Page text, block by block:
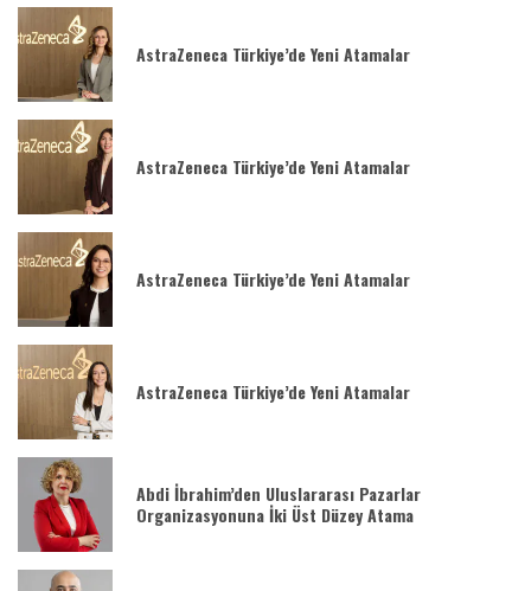
AstraZeneca Türkiye’de Yeni Atamalar
AstraZeneca Türkiye’de Yeni Atamalar
AstraZeneca Türkiye’de Yeni Atamalar
AstraZeneca Türkiye’de Yeni Atamalar
Abdi İbrahim’den Uluslararası Pazarlar
Organizasyonuna İki Üst Düzey Atama